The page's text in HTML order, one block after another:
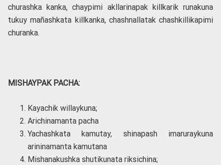
churashka kanka, chaypimi akllarinapak killkarik runakuna
tukuy mañashkata killkanka, chashnallatak chashkillikapimi
churanka.
MISHAYPAK PACHA:
Kayachik willaykuna;
Arichinamanta pacha
Yachashkata kamutay, shinapash imaruraykuna
arininamanta kamutana
Mishanakushka shutikunata riksichina;